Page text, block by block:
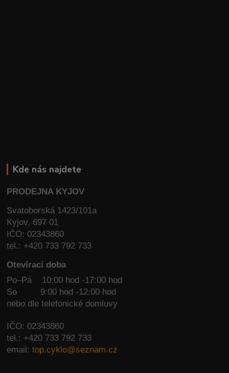
Kde nás najdete
PRODEJNA KYJOV
Svatoborská 1423/101a
Kyjov, 697 01
IČO: 02343860
tel.: +420 733 792 733
Otevírací doba
Po–Pá 10:00 hod -17:00 hod
So
9:00 hod -12:00 hod
nebo dle telefonické domluvy
IČO: 02343860
tel.: +420 733 792 733
email:top.cyklo@seznam.cz